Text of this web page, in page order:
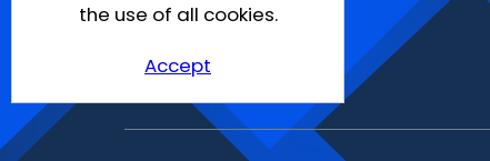
the use of all cookies.
Accept